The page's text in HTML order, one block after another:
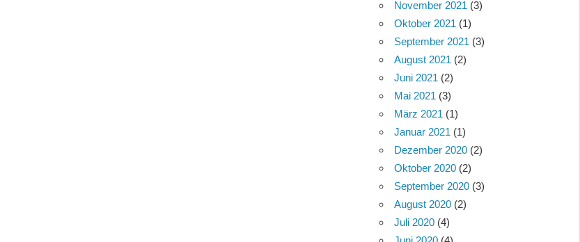
November 2021 (3)
Oktober 2021 (1)
September 2021 (3)
August 2021 (2)
Juni 2021 (2)
Mai 2021 (3)
März 2021 (1)
Januar 2021 (1)
Dezember 2020 (2)
Oktober 2020 (2)
September 2020 (3)
August 2020 (2)
Juli 2020 (4)